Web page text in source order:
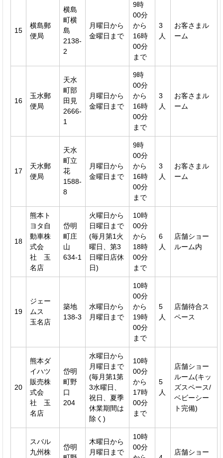
15
横島郵
便局
横島
町横
島
2138-
2
月曜日から
金曜日まで
9時
00分
から
16時
00分
まで
3
人
お客さまル
ーム
16
玉水郵
便局
天水
町部
田見
2666-
1
月曜日から
金曜日まで
9時
00分
から
16時
00分
まで
3
人
お客さまル
ーム
17
天水郵
便局
天水
町立
花
1588-
8
月曜日から
金曜日まで
9時
00分
から
16時
00分
まで
3
人
お客さまル
ーム
18
熊本ト
ヨタ自
動車株
式会
社 玉
名店
岱明
町庄
山
634-1
火曜日から
日曜日まで
(毎月第1火
曜日、第3
日曜日店休
日)
10時
00分
から
18時
00分
まで
6
人
店舗ショー
ルーム内
19
ジェー
ムス
玉名店
築地
138-3
水曜日から
月曜日まで
10時
00分
から
19時
00分
まで
5
人
店舗待合ス
ペース
20
熊本ダ
イハツ
販売株
式会
社 玉
名店
岱明
町野
口
204
水曜日から
月曜日まで
(毎月第1第
3水曜日、
祝日、夏季
休業期間は
除く)
10時
00分
から
17時
00分
まで
5
人
店舗ショー
ルーム(キッ
ズスペース/
ベビーシー
ト完備)
スバル
九州株
岱明
木曜日から
月曜日まで
10時
00分
店舗ショー